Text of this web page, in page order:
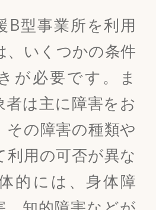
B型事業所を利用
、いくつかの条件
が必要です。ま
者は主に障害をお
その障害の種類や
利用の可否が異な
的には、身体障